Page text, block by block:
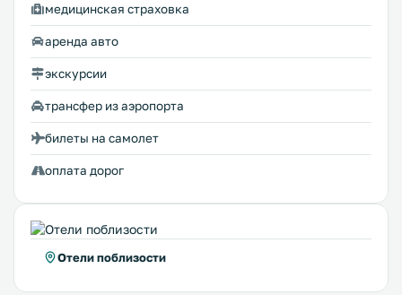
медицинская страховка
аренда авто
экскурсии
трансфер из аэропорта
билеты на самолет
оплата дорог
Отели поблизости